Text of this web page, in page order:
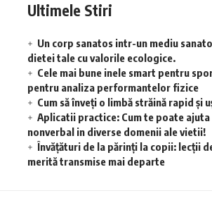
Ultimele Stiri
Un corp sanatos intr-un mediu
dietei tale cu valorile ecologice.
Cele mai bune inele smart pentru
pentru analiza performantelor fizice
Cum să înveţi o limbă străină rapid şi
Aplicatii practice: Cum te poate
nonverbal in diverse domenii ale vietii!
Învățături de la părinți la copii: lecții
merită transmise mai departe